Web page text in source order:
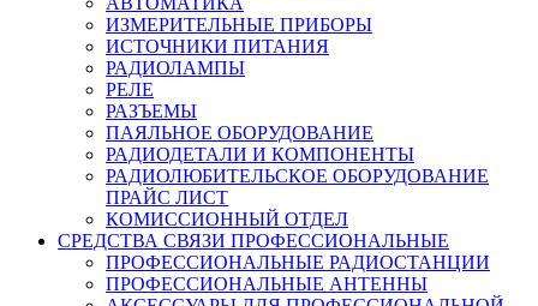
ИЗМЕРИТЕЛЬНЫЕ ПРИБОРЫ
ИСТОЧНИКИ ПИТАНИЯ
РАДИОЛАМПЫ
РЕЛЕ
РАЗЪЕМЫ
ПАЯЛЬНОЕ ОБОРУДОВАНИЕ
РАДИОДЕТАЛИ И КОМПОНЕНТЫ
РАДИОЛЮБИТЕЛЬСКОЕ ОБОРУДОВАНИЕ
ПРАЙС ЛИСТ
КОМИССИОННЫЙ ОТДЕЛ
СРЕДСТВА СВЯЗИ ПРОФЕССИОНАЛЬНЫЕ
ПРОФЕССИОНАЛЬНЫЕ РАДИОСТАНЦИИ
ПРОФЕССИОНАЛЬНЫЕ АНТЕННЫ